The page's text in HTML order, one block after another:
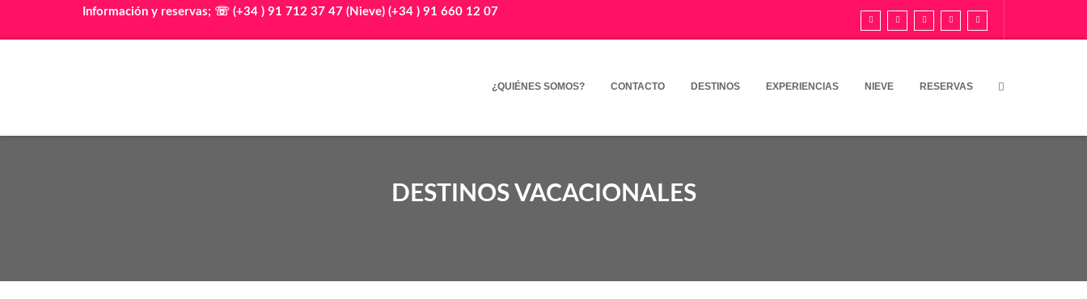
Información y reservas; ☏ (+34 ) 91 712 37 47 (Nieve) (+34 ) 91 660 12 07
¿QUIÉNES SOMOS? CONTACTO DESTINOS EXPERIENCIAS NIEVE RESERVAS
DESTINOS VACACIONALES